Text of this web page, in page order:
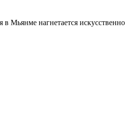
Мьянме нагнетается